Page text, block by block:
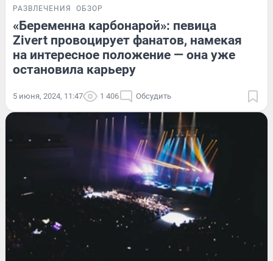
РАЗВЛЕЧЕНИЯ ОБЗОР
«Беременна карбонарой»: певица
Zivert провоцирует фанатов, намекая
на интересное положение — она уже
остановила карьеру
5 июня, 2024, 11:47 1 406 Обсудить